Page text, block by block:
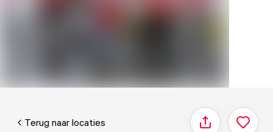
Terug naar locaties Delen